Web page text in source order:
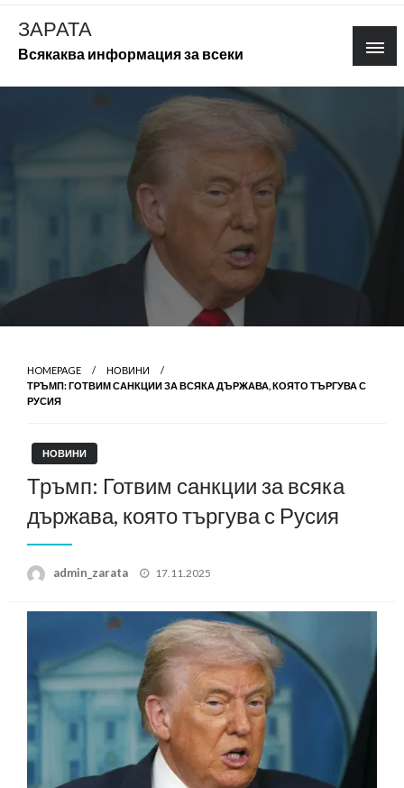
Skip
content
ЗАРАТА
Всякаква информация за всеки
HOMEPAGE
НОВИНИ
ТРЪМП: ГОТВИМ САНКЦИИ ЗА ВСЯКА ДЪРЖАВА, КОЯТО ТЪРГУВА С
РУСИЯ
НОВИНИ
Тръмп: Готвим санкции за всяка
държава, която търгува с Русия
admin_zarata
Posted
17.11.2025